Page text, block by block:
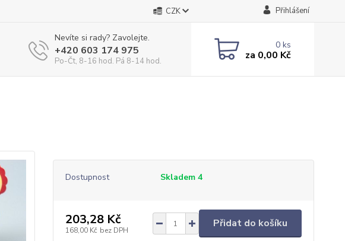
CZK Přihlášení
Nevíte si rady? Zavolejte.
+420 603 174 975
Po-Čt, 8-16 hod. Pá 8-14 hod.
0ks
za 0,00 Kč
Dostupnost Skladem 4
203,28 Kč
168,00 Kč bez DPH
Přidat do košíku